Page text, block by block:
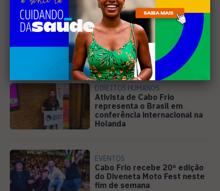
SANEAMENTO
Câmara de Búzios aprova
audiência pública para
discutir atuação e serviços
da Prolagos
DIREITOS HUMANOS
Ativista de Cabo Frio
representa o Brasil em
conferência internacional na
Holanda
EVENTOS
Cabo Frio recebe 20ª edição
do Diveneta Moto Fest neste
fim de semana